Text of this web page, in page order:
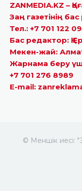
ZANMEDIA.KZ –
Заң газетінің
Тел.: +7 701 122
Бас редактор:
Мекен-жай:
Жарнама беру
+7 701 276 8989
E-mail:
© Меншік иесі: